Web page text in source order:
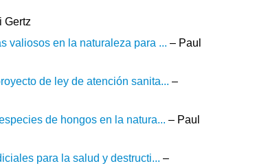
Gertz
valiosos en la naturaleza para ... – Paul
de ley de atención sanita... –
de hongos en la natura... – Paul
para la salud y destructi... –